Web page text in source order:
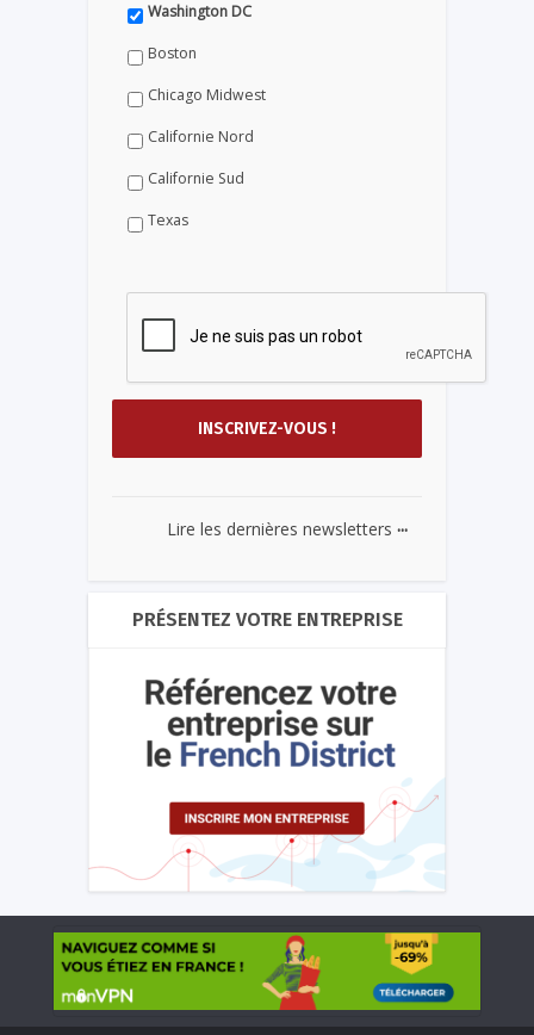
Washington DC
Boston
Chicago Midwest
Californie Nord
Californie Sud
Texas
Lire les dernières newsletters ...
PRÉSENTEZ VOTRE ENTREPRISE